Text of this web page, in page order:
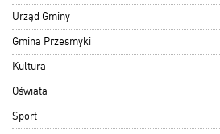
Urząd Gminy
Gmina Przesmyki
Kultura
Oświata
Sport